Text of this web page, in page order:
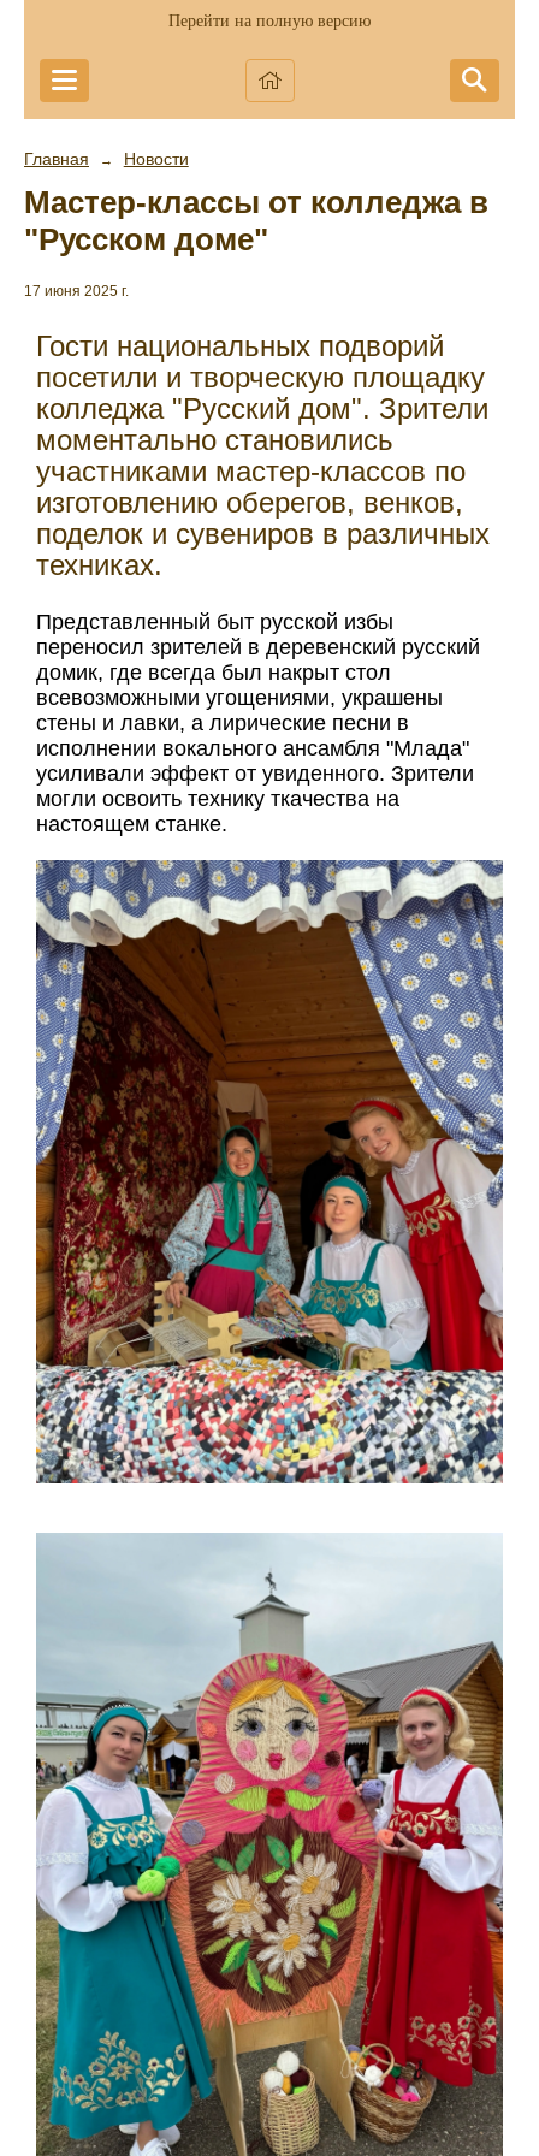
Перейти на полную версию
Главная → Новости
Мастер-классы от колледжа в
"Русском доме"
17 июня 2025 г.
Гости национальных подворий
посетили и творческую площадку
колледжа "Русский дом". Зрители
моментально становились
участниками мастер-классов по
изготовлению оберегов, венков,
поделок и сувениров в различных
техниках.
Представленный быт русской избы
переносил зрителей в деревенский русский
домик, где всегда был накрыт стол
всевозможными угощениями, украшены
стены и лавки, а лирические песни в
исполнении вокального ансамбля "Млада"
усиливали эффект от увиденного. Зрители
могли освоить технику ткачества на
настоящем станке.